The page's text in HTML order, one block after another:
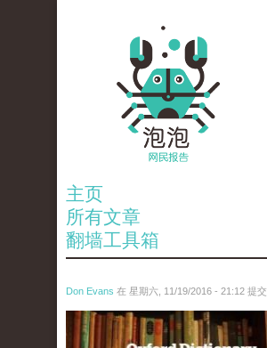
主页
所有文章
翻墙工具箱
Don Evans 在 星期六, 11/19/2016 - 21:12 提交
tou_.jpg